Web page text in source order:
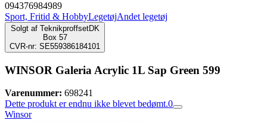
094376984989
Sport, Fritid & HobbyLegetøjAndet legetøj
Solgt af TeknikproffsetDK
Box 57
CVR-nr: SE559386184101
WINSOR Galeria Acrylic 1L Sap Green 599
Varenummer: 698241
Dette produkt er endnu ikke blevet bedømt.0
Winsor